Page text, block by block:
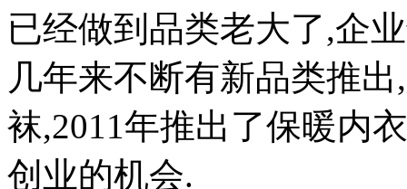
已经做到品类老大了,企
几年来不断有新品类推
袜,2011年推出了保暖内
创业的机会.